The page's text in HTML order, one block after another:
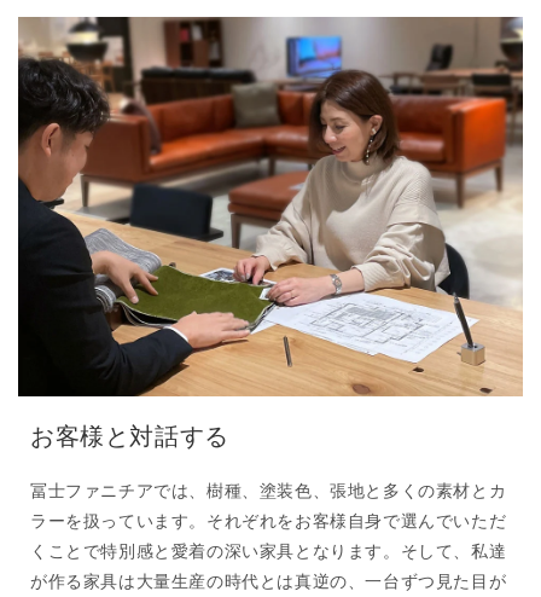
お客様と対話する
冨士ファニチアでは、樹種、塗装色、張地と多くの素材とカ
ラーを扱っています。それぞれをお客様自身で選んでいただ
くことで特別感と愛着の深い家具となります。そして、私達
が作る家具は大量生産の時代とは真逆の、一台ずつ見た目が